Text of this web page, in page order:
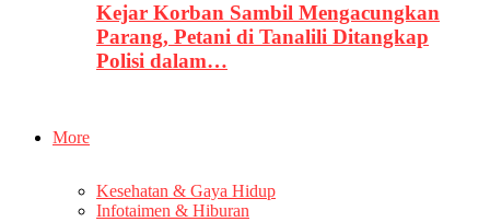
Kejar Korban Sambil Mengacungkan
Parang, Petani di Tanalili Ditangkap
Polisi dalam…
More
Kesehatan & Gaya Hidup
Infotaimen & Hiburan